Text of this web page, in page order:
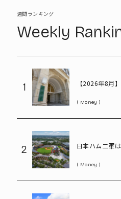
週間ランキング
Weekly
1
【2026年8月
利子も紹介
Money
2
日本ハム二軍
Money